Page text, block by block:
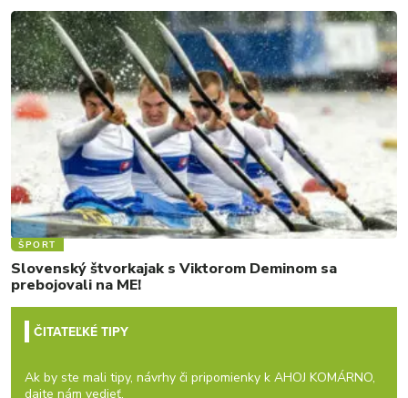
ŠPORT
Slovenský štvorkajak s Viktorom Deminom sa
prebojovali na ME!
ČITATEĽKÉ TIPY
Ak by ste mali tipy, návrhy či pripomienky k AHOJ KOMÁRNO,
dajte nám vedieť.